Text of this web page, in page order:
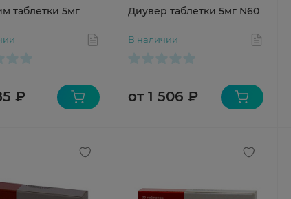
таблетки 5мг
₽
Диувер таблетки 5мг N60
В наличии
от 1 506 ₽